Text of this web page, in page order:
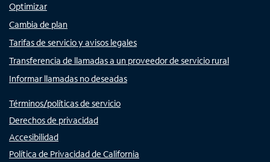
Optimizar
Cambia de plan
Tarifas de servicio y avisos legales
Transferencia de llamadas a un proveedor de servicio rural
Informar llamadas no deseadas
Términos/políticas de servicio
Derechos de privacidad
Accesibilidad
Política de Privacidad de California